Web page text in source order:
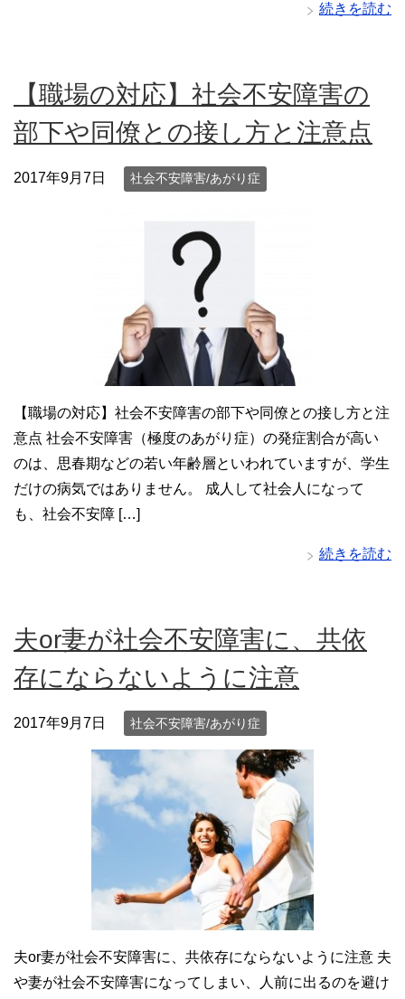
続きを読む
【職場の対応】社会不安障害の
部下や同僚との接し方と注意点
2017年9月7日 社会不安障害/あがり症
【職場の対応】社会不安障害の部下や同僚との接し方と注
意点 社会不安障害（極度のあがり症）の発症割合が高い
のは、思春期などの若い年齢層といわれていますが、学生
だけの病気ではありません。 成人して社会人になって
も、社会不安障 […]
続きを読む
夫or妻が社会不安障害に、共依
存にならないように注意
2017年9月7日 社会不安障害/あがり症
夫or妻が社会不安障害に、共依存にならないように注意 夫
や妻が社会不安障害になってしまい、人前に出るのを避け